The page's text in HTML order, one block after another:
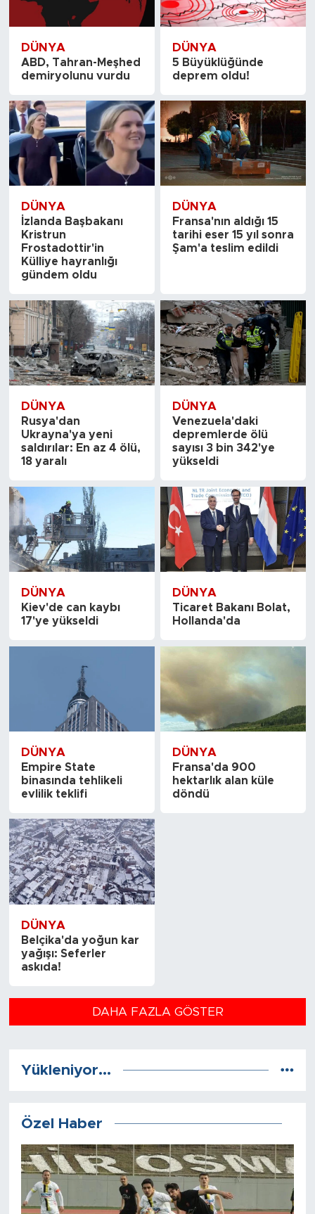
DÜNYA
ABD, Tahran-Meşhed
demiryolunu vurdu
DÜNYA
5 Büyüklüğünde
deprem oldu!
DÜNYA
İzlanda Başbakanı
Kristrun
Frostadottir'in
Külliye hayranlığı
gündem oldu
DÜNYA
Fransa'nın aldığı 15
tarihi eser 15 yıl sonra
Şam'a teslim edildi
DÜNYA
Rusya'dan
Ukrayna'ya yeni
saldırılar: En az 4 ölü,
18 yaralı
DÜNYA
Venezuela'daki
depremlerde ölü
sayısı 3 bin 342'ye
yükseldi
DÜNYA
Kiev'de can kaybı
17'ye yükseldi
DÜNYA
Ticaret Bakanı Bolat,
Hollanda'da
DÜNYA
Empire State
binasında tehlikeli
evlilik teklifi
DÜNYA
Fransa'da 900
hektarlık alan küle
döndü
DÜNYA
Belçika'da yoğun kar
yağışı: Seferler
askıda!
DAHA FAZLA GÖSTER
Yükleniyor...
Özel Haber